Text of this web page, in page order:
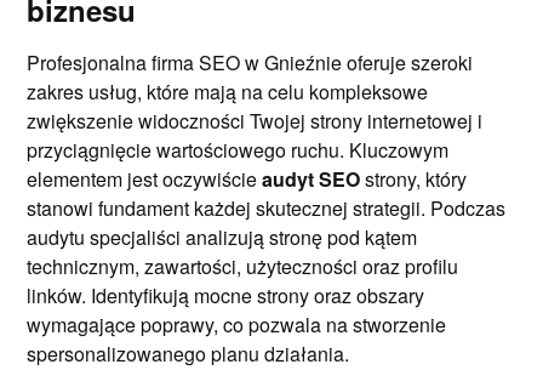
biznesu
Profesjonalna firma SEO w Gnieźnie oferuje szeroki
zakres usług, które mają na celu kompleksowe
zwiększenie widoczności Twojej strony internetowej i
przyciągnięcie wartościowego ruchu. Kluczowym
elementem jest oczywiścieaudyt SEOstrony, który
stanowi fundament każdej skutecznej strategii. Podczas
audytu specjaliści analizują stronę pod kątem
technicznym, zawartości, użyteczności oraz profilu
linków. Identyfikują mocne strony oraz obszary
wymagające poprawy, co pozwala na stworzenie
spersonalizowanego planu działania.